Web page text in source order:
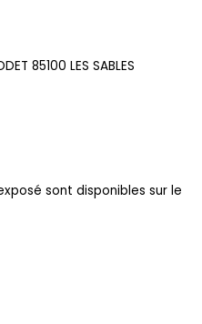
85100 LES SABLES
sont disponibles sur le